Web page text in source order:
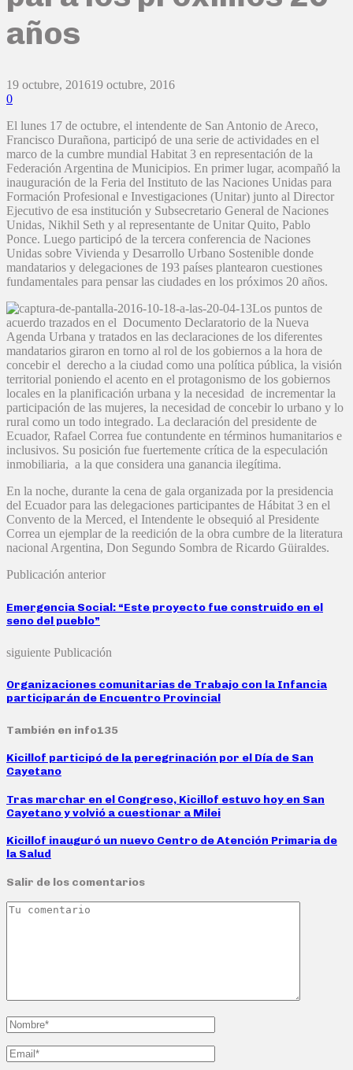
años
19 octubre, 201619 octubre, 2016
0
El lunes 17 de octubre, el intendente de San Antonio de Areco,
Francisco Durañona, participó de una serie de actividades en el
marco de la cumbre mundial Habitat 3 en representación de la
Federación Argentina de Municipios. En primer lugar, acompañó la
inauguración de la Feria del Instituto de las Naciones Unidas para
Formación Profesional e Investigaciones (Unitar) junto al Director
Ejecutivo de esa institución y Subsecretario General de Naciones
Unidas, Nikhil Seth y al representante de Unitar Quito, Pablo
Ponce. Luego participó de la tercera conferencia de Naciones
Unidas sobre Vivienda y Desarrollo Urbano Sostenible donde
mandatarios y delegaciones de 193 países plantearon cuestiones
fundamentales para pensar las ciudades en los próximos 20 años.
Los puntos de
acuerdo trazados en el Documento Declaratorio de la Nueva
Agenda Urbana y tratados en las declaraciones de los diferentes
mandatarios giraron en torno al rol de los gobiernos a la hora de
concebir el derecho a la ciudad como una política pública, la visión
territorial poniendo el acento en el protagonismo de los gobiernos
locales en la planificación urbana y la necesidad de incrementar la
participación de las mujeres, la necesidad de concebir lo urbano y lo
rural como un todo integrado. La declaración del presidente de
Ecuador, Rafael Correa fue contundente en términos humanitarios e
inclusivos. Su posición fue fuertemente crítica de la especulación
inmobiliaria, a la que considera una ganancia ilegítima.
En la noche, durante la cena de gala organizada por la presidencia
del Ecuador para las delegaciones participantes de Hábitat 3 en el
Convento de la Merced, el Intendente le obsequió al Presidente
Correa un ejemplar de la reedición de la obra cumbre de la literatura
nacional Argentina, Don Segundo Sombra de Ricardo Güiraldes.
Publicación anterior
Emergencia Social: “Este proyecto fue construido en el
seno del pueblo”
siguiente Publicación
Organizaciones comunitarias de Trabajo con la Infancia
participarán de Encuentro Provincial
También en info135
Kicillof participó de la peregrinación por el Día de San
Cayetano
Tras marchar en el Congreso, Kicillof estuvo hoy en San
Cayetano y volvió a cuestionar a Milei
Kicillof inauguró un nuevo Centro de Atención Primaria de
la Salud
Salir de los comentarios